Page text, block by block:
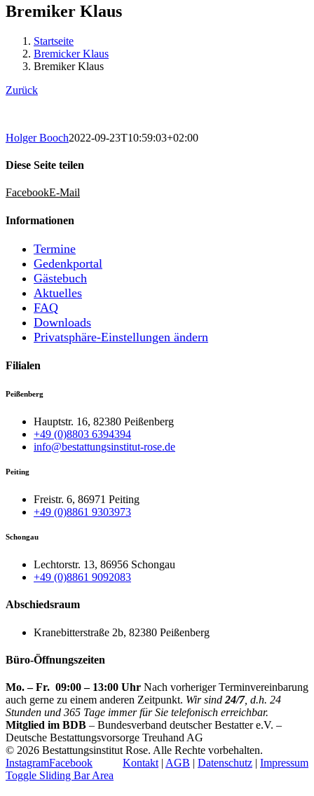
Bremiker Klaus
Startseite
Bremicker Klaus
Bremiker Klaus
Zurück
Holger Booch2022-09-23T10:59:03+02:00
Diese Seite teilen
FacebookE-Mail
Informationen
Termine
Gedenkportal
Gästebuch
Aktuelles
FAQ
Downloads
Privatsphäre-Einstellungen ändern
Filialen
Peißenberg
Hauptstr. 16, 82380 Peißenberg
+49 (0)8803 6394394
info@bestattungsinstitut-rose.de
Peiting
Freistr. 6, 86971 Peiting
+49 (0)8861 9303973
Schongau
Lechtorstr. 13, 86956 Schongau
+49 (0)8861 9092083
Abschiedsraum
Kranebitterstraße 2b, 82380 Peißenberg
Büro-Öffnungszeiten
Mo. – Fr. 09:00 – 13:00 Uhr Nach vorheriger Terminvereinbarung
auch gerne zu einem anderen Zeitpunkt. Wir sind 24/7, d.h. 24
Stunden und 365 Tage immer für Sie telefonisch erreichbar.
Mitglied im BDB – Bundesverband deutscher Bestatter e.V. –
Deutsche Bestattungsvorsorge Treuhand AG
© 2026 Bestattungsinstitut Rose. Alle Rechte vorbehalten.
Kontakt | AGB | Datenschutz | Impressum
InstagramFacebook
Toggle Sliding Bar Area